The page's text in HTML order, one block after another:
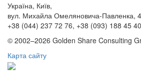
Україна, Київ,
вул. Михайла Омеляновича-Павленка,
+38 (044) 237 72 76, +38 (093) 188 45 40
© 2002–2026 Golden Share Consulting
Карта сайту